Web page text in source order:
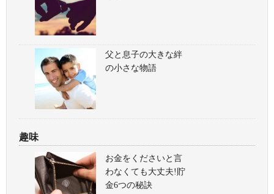
父と息子の大きな絆
の小さな物語
趣味
お金をくださいと言
わなくても大丈夫!貯
金6つの秘訣